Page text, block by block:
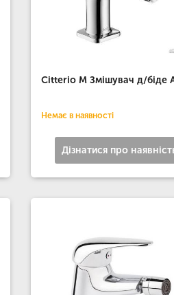
Citterio M Змішувач д/біде
Немає в наявності
Дізнатися про